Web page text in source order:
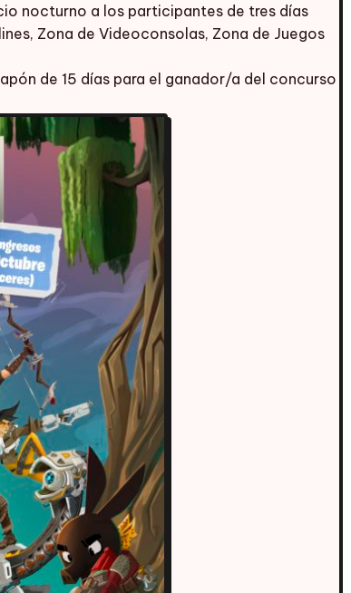
nocturno a los participantes de tres días
Zona de Videoconsolas, Zona de Juegos
de 15 días para el ganador/a del concurso